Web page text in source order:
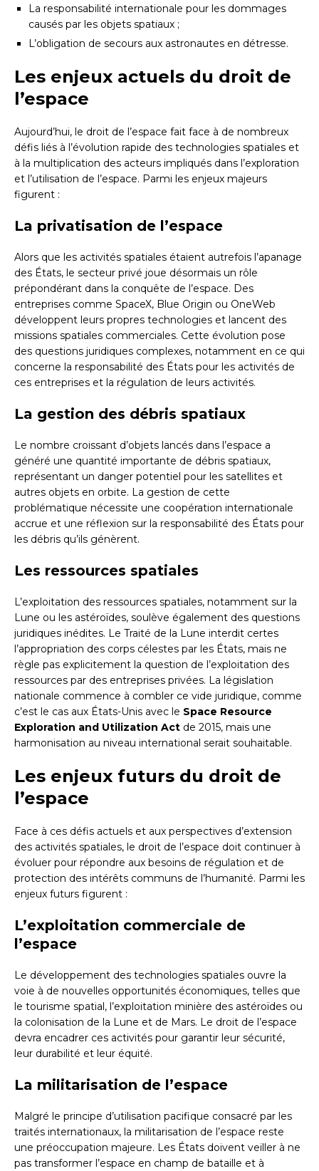
La responsabilité internationale pour les dommages
causés par les objets spatiaux ;
L’obligation de secours aux astronautes en détresse.
Les enjeux actuels du droit de
l’espace
Aujourd’hui, le droit de l’espace fait face à de nombreux
défis liés à l’évolution rapide des technologies spatiales et
à la multiplication des acteurs impliqués dans l’exploration
et l’utilisation de l’espace. Parmi les enjeux majeurs
figurent :
La privatisation de l’espace
Alors que les activités spatiales étaient autrefois l’apanage
des États, le secteur privé joue désormais un rôle
prépondérant dans la conquête de l’espace. Des
entreprises comme SpaceX, Blue Origin ou OneWeb
développent leurs propres technologies et lancent des
missions spatiales commerciales. Cette évolution pose
des questions juridiques complexes, notamment en ce qui
concerne la responsabilité des États pour les activités de
ces entreprises et la régulation de leurs activités.
La gestion des débris spatiaux
Le nombre croissant d’objets lancés dans l’espace a
généré une quantité importante de débris spatiaux,
représentant un danger potentiel pour les satellites et
autres objets en orbite. La gestion de cette
problématique nécessite une coopération internationale
accrue et une réflexion sur la responsabilité des États pour
les débris qu’ils génèrent.
Les ressources spatiales
L’exploitation des ressources spatiales, notamment sur la
Lune ou les astéroïdes, soulève également des questions
juridiques inédites. Le Traité de la Lune interdit certes
l’appropriation des corps célestes par les États, mais ne
règle pas explicitement la question de l’exploitation des
ressources par des entreprises privées. La législation
nationale commence à combler ce vide juridique, comme
c’est le cas aux États-Unis avec le Space Resource
Exploration and Utilization Act de 2015, mais une
harmonisation au niveau international serait souhaitable.
Les enjeux futurs du droit de
l’espace
Face à ces défis actuels et aux perspectives d’extension
des activités spatiales, le droit de l’espace doit continuer à
évoluer pour répondre aux besoins de régulation et de
protection des intérêts communs de l’humanité. Parmi les
enjeux futurs figurent :
L’exploitation commerciale de
l’espace
Le développement des technologies spatiales ouvre la
voie à de nouvelles opportunités économiques, telles que
le tourisme spatial, l’exploitation minière des astéroïdes ou
la colonisation de la Lune et de Mars. Le droit de l’espace
devra encadrer ces activités pour garantir leur sécurité,
leur durabilité et leur équité.
La militarisation de l’espace
Malgré le principe d’utilisation pacifique consacré par les
traités internationaux, la militarisation de l’espace reste
une préoccupation majeure. Les États doivent veiller à ne
pas transformer l’espace en champ de bataille et à